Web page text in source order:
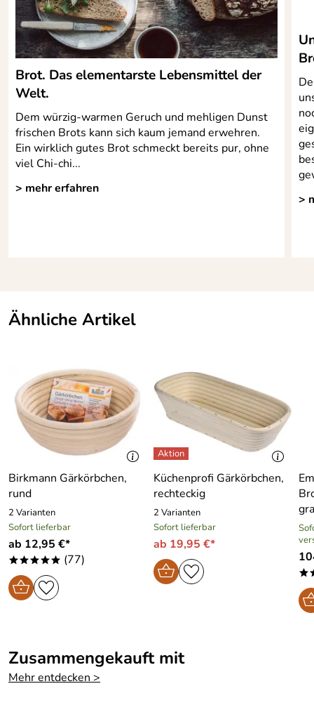
Toller Service, super schnelle Lieferung
Kaufdatum: 21.12.2023
Bewertungsdatum: 15.01.2024
Brot. Das elementarste Lebensmittel der
Welt.
Dem würzig-warmen Geruch und mehligen Dunst
frischen Brots kann sich kaum jemand erwehren.
Ein wirklich gutes Brot schmeckt bereits pur, ohne
viel Chi-chi...
> mehr erfahren
>
Ähnliche Artikel
Birkmann Gärkörbchen,
rund
2 Varianten
Sofort lieferbar
ab 12,95 €*
***** (77)
Küchenprofi Gärkörbchen,
rechteckig
2 Varianten
Sofort lieferbar
ab 19,95 €*
Zusammengekauft mit
Mehr entdecken >